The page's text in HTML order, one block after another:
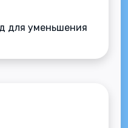
для уменьшения